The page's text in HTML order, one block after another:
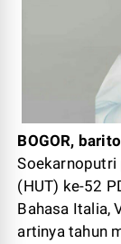
BOGOR,
Soekarnoputri
(HUT) ke-52
Bahasa Italia,
artinya tahun